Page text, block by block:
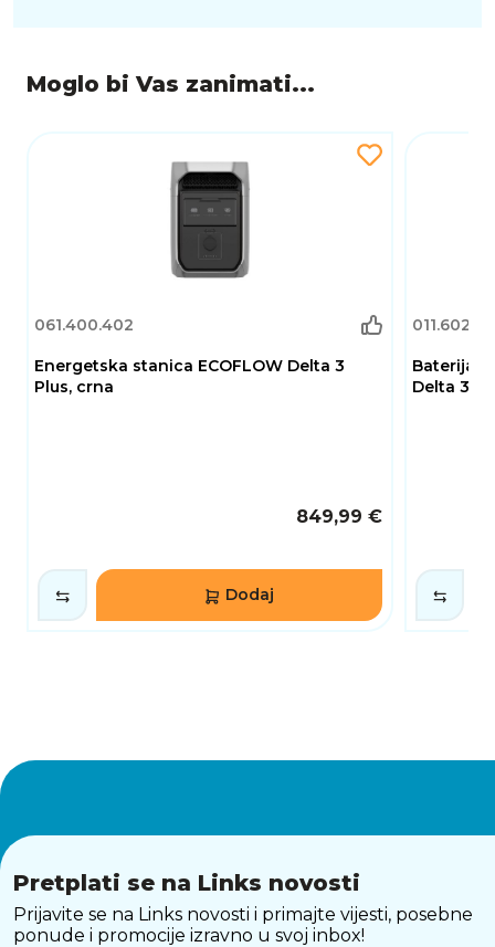
Moglo bi Vas zanimati...
061.400.402
Energetska stanica ECOFLOW Delta 3
Plus, crna
849,99 €
Dodaj
Baterija
Delta 3
Pretplati se na Links novosti
Prijavite se na Links novosti i primajte vijesti, posebne
ponude i promocije izravno u svoj inbox!